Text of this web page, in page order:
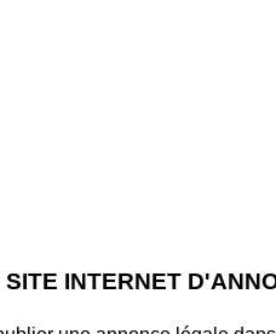
SITE INTERNET